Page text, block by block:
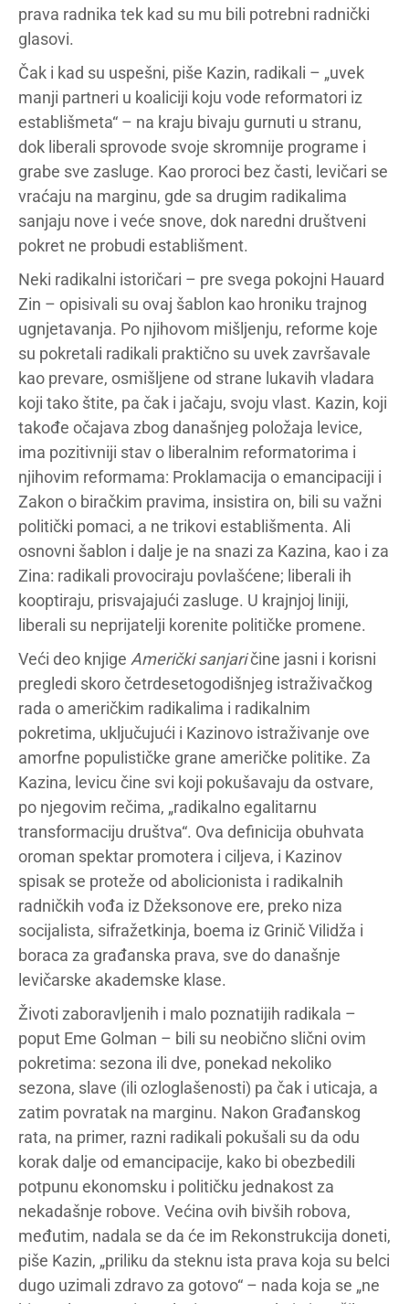
prava radnika tek kad su mu bili potrebni radnički
glasovi.
Čak i kad su uspešni, piše Kazin, radikali – „uvek
manji partneri u koaliciji koju vode reformatori iz
establišmeta“ – na kraju bivaju gurnuti u stranu,
dok liberali sprovode svoje skromnije programe i
grabe sve zasluge. Kao proroci bez časti, levičari se
vraćaju na marginu, gde sa drugim radikalima
sanjaju nove i veće snove, dok naredni društveni
pokret ne probudi establišment.
Neki radikalni istoričari – pre svega pokojni Hauard
Zin – opisivali su ovaj šablon kao hroniku trajnog
ugnjetavanja. Po njihovom mišljenju, reforme koje
su pokretali radikali praktično su uvek završavale
kao prevare, osmišljene od strane lukavih vladara
koji tako štite, pa čak i jačaju, svoju vlast. Kazin, koji
takođe očajava zbog današnjeg položaja levice,
ima pozitivniji stav o liberalnim reformatorima i
njihovim reformama: Proklamacija o emancipaciji i
Zakon o biračkim pravima, insistira on, bili su važni
politički pomaci, a ne trikovi establišmenta. Ali
osnovni šablon i dalje je na snazi za Kazina, kao i za
Zina: radikali provociraju povlašćene; liberali ih
kooptiraju, prisvajajući zasluge. U krajnjoj liniji,
liberali su neprijatelji korenite političke promene.
Veći deo knjige Američki sanjaričine jasni i korisni
pregledi skoro četrdesetogodišnjeg istraživačkog
rada o američkim radikalima i radikalnim
pokretima, uključujući i Kazinovo istraživanje ove
amorfne populističke grane američke politike. Za
Kazina, levicu čine svi koji pokušavaju da ostvare,
po njegovim rečima, „radikalno egalitarnu
transformaciju društva“. Ova definicija obuhvata
oroman spektar promotera i ciljeva, i Kazinov
spisak se proteže od abolicionista i radikalnih
radničkih vođa iz Džeksonove ere, preko niza
socijalista, sifražetkinja, boema iz Grinič Vilidža i
boraca za građanska prava, sve do današnje
levičarske akademske klase.
Životi zaboravljenih i malo poznatijih radikala –
poput Eme Golman – bili su neobično slični ovim
pokretima: sezona ili dve, ponekad nekoliko
sezona, slave (ili ozloglašenosti) pa čak i uticaja, a
zatim povratak na marginu. Nakon Građanskog
rata, na primer, razni radikali pokušali su da odu
korak dalje od emancipacije, kako bi obezbedili
potpunu ekonomsku i političku jednakost za
nekadašnje robove. Većina ovih bivših robova,
međutim, nadala se da će im Rekonstrukcija doneti,
piše Kazin, „priliku da steknu ista prava koja su belci
dugo uzimali zdravo za gotovo“ – nada koja se „ne